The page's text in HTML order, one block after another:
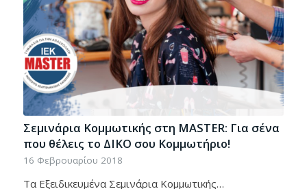
Σεμινάρια Κομμωτικής στη MASTER: Για σένα
που θέλεις το ΔΙΚΟ σου Κομμωτήριο!
16 Φεβρουαρίου 2018
Τα Εξειδικευμένα Σεμινάρια Κομμωτικής…